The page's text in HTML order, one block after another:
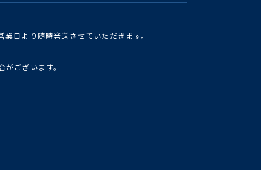
日より随時発送させていただきます。
ございます。